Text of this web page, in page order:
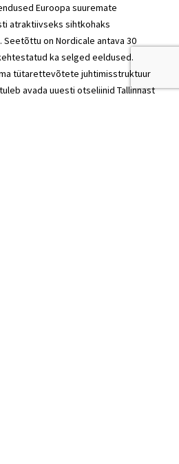
Euroopa suuremate
atraktiivseks sihtkohaks
on Nordicale antava 30
ka selged eeldused.
tütarettevõtete juhtimisstruktuur
avada uuesti otseliinid Tallinnast